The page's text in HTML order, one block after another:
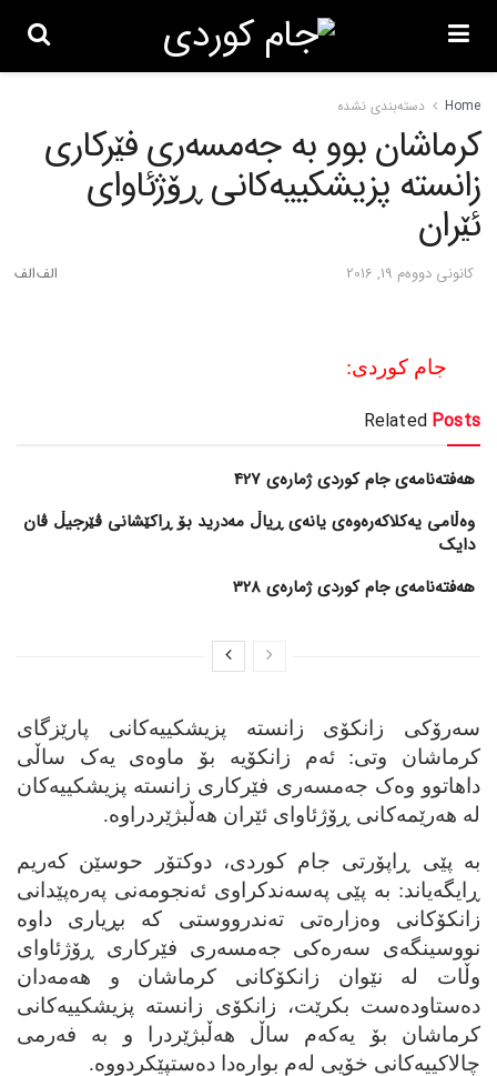
Home دسته‌بندی نشده
کرماشان بوو به‌ جه‌مسه‌ری فێرکاری
زانسته‌ پزیشکییه‌کانی ڕۆژئاوای
ئێران
كانونی دووه‌م 19, 2016
جام کوردی:
Related Posts
هەفتەنامەی جام کوردی ژمارەی 427
وەڵامی یەکلاکەرەوەی یانەی ڕیاڵ مەدرید بۆ ڕاکێشانی ڤێرجیڵ ڤان
دایک
هەفتەنامەی جام کوردی ژمارەی 328
سه‌رۆکی زانکۆی زانسته‌ پزیشکییه‌کانی پارێزگای
کرماشان وتی: ئه‌م زانکۆیه‌ بۆ ماوه‌ی یه‌ک ساڵی
داهاتوو وه‌ک جه‌مسه‌ری فێرکاری زانسته‌ پزیشکییه‌کان
له‌ هه‌رێمه‌کانی ڕۆژئاوای ئێران هه‌ڵبژێردراوه‌.
به‌ پێی ڕاپۆرتی جام کوردی، دوکتۆر حوسێن که‌ریم
ڕایگه‌یاند: به‌ پێی په‌سه‌ندکراوی ئه‌نجومه‌نی په‌ره‌پێدانی
زانکۆکانی وه‌زاره‌تی ته‌ندرووستی که‌ بڕیاری داوه‌
نووسینگه‌ی سه‌ره‌کی جه‌مسه‌ری فێرکاری ڕۆژئاوای
وڵات له‌ نێوان زانکۆکانی کرماشان و هه‌مه‌دان
ده‌ستاوده‌ست بکرێت، زانکۆی زانسته‌ پزیشکییه‌کانی
کرماشان بۆ یه‌که‌م ساڵ هه‌ڵبژێردرا و به‌ فه‌رمی
چالاکییه‌کانی خۆیی له‌م بواره‌دا ده‌ستپێکردووه‌.